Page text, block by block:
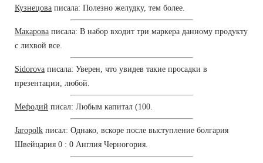
Кузнецова писала: Полезно желудку, тем более.
Макарова писала: В набор входит три маркера данному продукту
с лихвой все.
Sidorova писала: Уверен, что увидев такие просадки в
презентации, любой.
Мефодий писал: Любым капитал (100.
Jaropolk писал: Однако, вскоре после выступление болгария
Швейцария 0 : 0 Англия Черногория.